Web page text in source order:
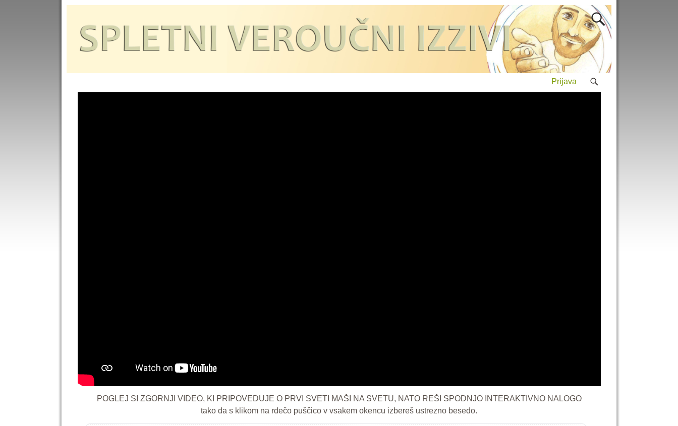
Prijava
POGLEJ SI ZGORNJI VIDEO, KI PRIPOVEDUJE O PRVI SVETI MAŠI NA SVETU, NATO REŠI SPODNJO INTERAKTIVNO NALOGO
tako da s klikom na rdečo puščico v vsakem okencu izbereš ustrezno besedo.